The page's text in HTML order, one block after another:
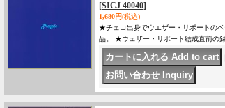
[SICJ 40040]
1,680円(税込)
★チェコ出身でウエザー・リポートの
品。 ★ウェザー・リポート結成直前の